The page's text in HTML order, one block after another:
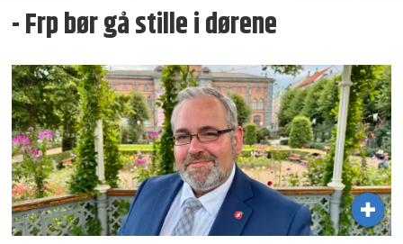
- Frp bør gå stille i dørene